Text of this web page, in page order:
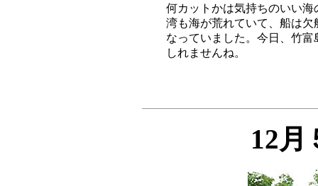
何カットかは気持ちのいい
湾も海が荒れていて、船は
なっていました。今日、竹
12月